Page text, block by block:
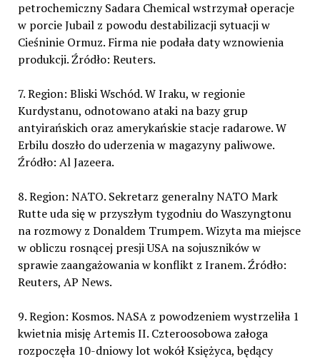
petrochemiczny Sadara Chemical wstrzymał operacje
w porcie Jubail z powodu destabilizacji sytuacji w
Cieśninie Ormuz. Firma nie podała daty wznowienia
produkcji. Źródło: Reuters.
7. Region: Bliski Wschód. W Iraku, w regionie
Kurdystanu, odnotowano ataki na bazy grup
antyirańskich oraz amerykańskie stacje radarowe. W
Erbilu doszło do uderzenia w magazyny paliwowe.
Źródło: Al Jazeera.
8. Region: NATO. Sekretarz generalny NATO Mark
Rutte uda się w przyszłym tygodniu do Waszyngtonu
na rozmowy z Donaldem Trumpem. Wizyta ma miejsce
w obliczu rosnącej presji USA na sojuszników w
sprawie zaangażowania w konflikt z Iranem. Źródło:
Reuters, AP News.
9. Region: Kosmos. NASA z powodzeniem wystrzeliła 1
kwietnia misję Artemis II. Czteroosobowa załoga
rozpoczęła 10-dniowy lot wokół Księżyca, będący